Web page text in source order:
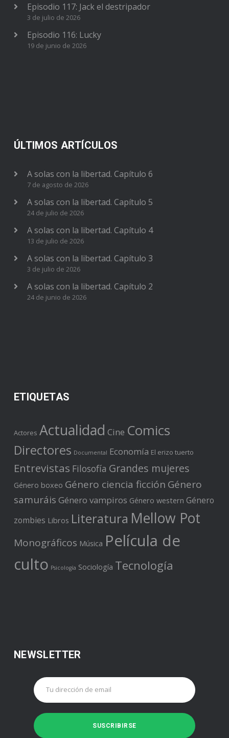
Episodio 117: Jack el destripador
3 de julio de 2026
Episodio 116: Lucky
19 de junio de 2026
ÚLTIMOS ARTÍCULOS
A solas con la libertad. Capítulo 6
7 de agosto de 2026
A solas con la libertad. Capítulo 5
24 de julio de 2026
A solas con la libertad. Capítulo 4
13 de julio de 2026
A solas con la libertad. Capítulo 3
3 de julio de 2026
A solas con la libertad. Capítulo 2
24 de junio de 2026
ETIQUETAS
Actores Actualidad Cine Comics
Directores Documental Economía El erizo tuerto
Entrevistas Filosofía Grandes mujeres
Género boxeo Género ciencia ficción Género
samuráis Género vampiros Género western Género
zombies Libros Literatura Mellow Pot
Monográficos Música Película de
culto Psicología Sociología Tecnología
NEWSLETTER